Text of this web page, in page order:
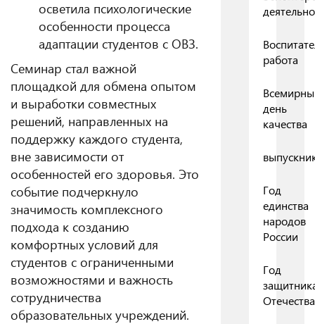
осветила психологические
особенности процесса
адаптации студентов с ОВЗ.
Семинар стал важной
площадкой для обмена опытом
и выработки совместных
решений, направленных на
поддержку каждого студента,
вне зависимости от
особенностей его здоровья. Это
событие подчеркнуло
значимость комплексного
подхода к созданию
комфортных условий для
студентов с ограниченными
возможностями и важность
сотрудничества
образовательных учреждений.
работа
день
качества
Год
единства
народов
России
Год
Отечества